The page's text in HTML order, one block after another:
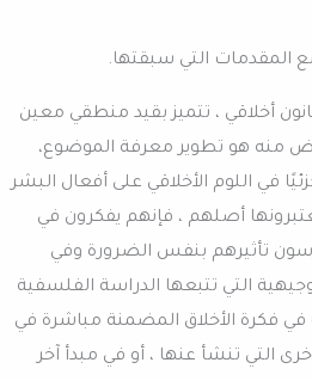
المقدمات التي سبقتها.
أخلاقي ، تتميز بقيد منطقي معين
منه هو تطوير معرفة الموضوع،
في اللوم الأخلاقي على أفعال البشر
أصلهم ، فإنهم يفكرون في
تأثيرهم بنفس الضرورة وفي
التي تتبعها الدراسة الفلسفية
فكرة الأخلاق المضمنة مباشرة في
التي تنشأ عنها ، أو في مبدأ آخر